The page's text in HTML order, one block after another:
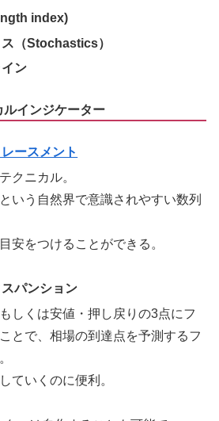
index)
（Stochastics）
ン
インジケーター
ースメント
クニカル。
いう自然界で意識されやすい数列
安をつけることができる。
パンション
しくは安値・押し戻りの3点にフ
とで、相場の到達点を予測するフ
ていくのに便利。